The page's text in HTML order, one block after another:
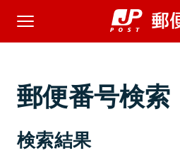
郵便番号検索
検索結果